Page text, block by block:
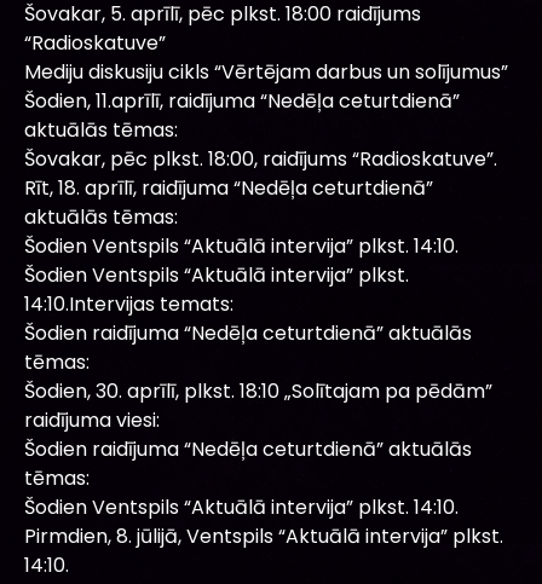
Šovakar, 5. aprīlī, pēc plkst. 18:00 raidījums
“Radioskatuve”
Mediju diskusiju cikls “Vērtējam darbus un solījumus”
Šodien, 11.aprīlī, raidījuma “Nedēļa ceturtdienā”
aktuālās tēmas:
Šovakar, pēc plkst. 18:00, raidījums “Radioskatuve”.
Rīt, 18. aprīlī, raidījuma “Nedēļa ceturtdienā”
aktuālās tēmas:
Šodien Ventspils “Aktuālā intervija” plkst. 14:10.
Šodien Ventspils “Aktuālā intervija” plkst.
14:10.Intervijas temats:
Šodien raidījuma “Nedēļa ceturtdienā” aktuālās
tēmas:
Šodien, 30. aprīlī, plkst. 18:10 „Solītajam pa pēdām”
raidījuma viesi:
Šodien raidījuma “Nedēļa ceturtdienā” aktuālās
tēmas:
Šodien Ventspils “Aktuālā intervija” plkst. 14:10.
Pirmdien, 8. jūlijā, Ventspils “Aktuālā intervija” plkst.
14:10.